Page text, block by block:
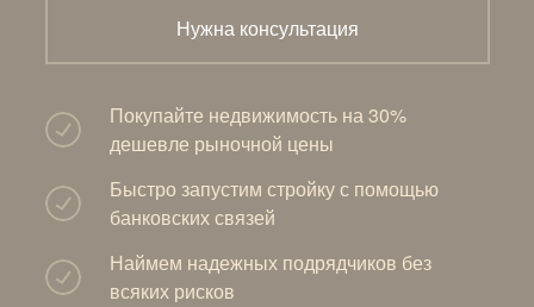
Нужна консультация
Покупайте недвижимость на 30%
дешевле рыночной цены
Наймем надежных подрядчиков без
всяких рисков
Быстро запустим стройку с помощью
банковских связей